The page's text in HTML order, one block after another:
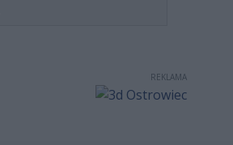
REKLAMA